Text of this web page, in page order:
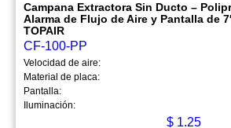
Campana Extractora Sin Ducto –
Alarma de Flujo de Aire y Pantalla de
TOPAIR
CF-100-PP
Velocidad de aire:
Material de placa:
Pantalla:
Iluminación:
$ 1.25